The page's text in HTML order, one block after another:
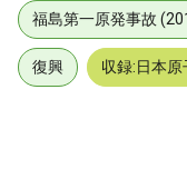
福島第一原発事故
復興 収録:日本